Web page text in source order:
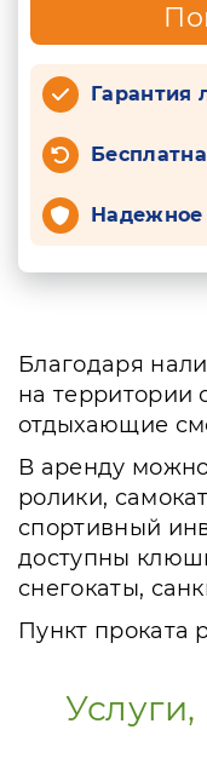
Гарантия
Надежное
Благодаря
на территории
отдыхающие
В аренду
ролики,
спортивный
доступны
снегокаты,
Пункт проката